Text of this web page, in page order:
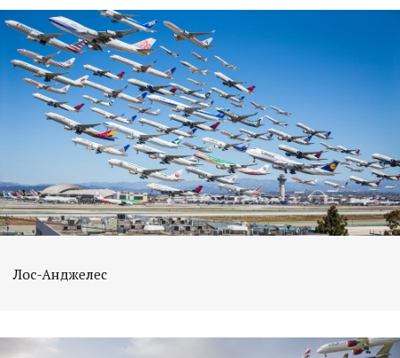
Лос-Анджелес